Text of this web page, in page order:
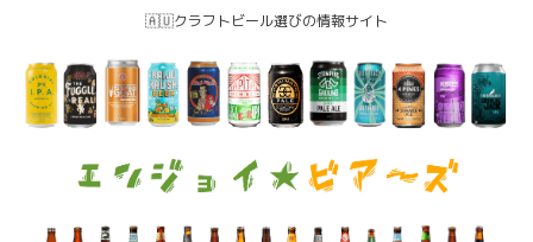
🇦🇺クラフトビール選びの情報サイト